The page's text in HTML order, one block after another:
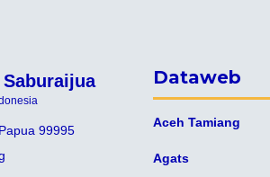
99995
Dataweb
Aceh Tamiang
Agats